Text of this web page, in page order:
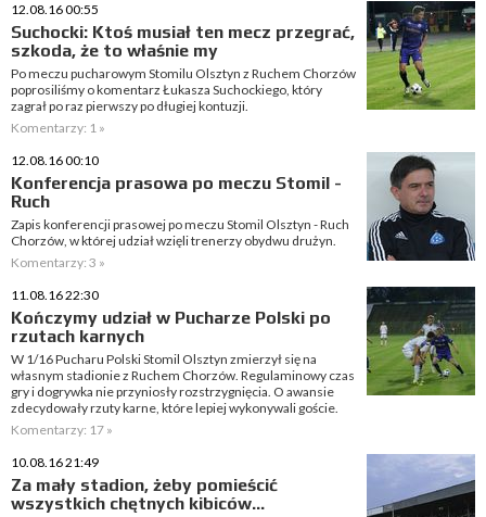
12.08.16 00:55
Suchocki: Ktoś musiał ten mecz przegrać,
szkoda, że to właśnie my
Po meczu pucharowym Stomilu Olsztyn z Ruchem Chorzów
poprosiliśmy o komentarz Łukasza Suchockiego, który
zagrał po raz pierwszy po długiej kontuzji.
Komentarzy: 1 »
12.08.16 00:10
Konferencja prasowa po meczu Stomil -
Ruch
Zapis konferencji prasowej po meczu Stomil Olsztyn - Ruch
Chorzów, w której udział wzięli trenerzy obydwu drużyn.
Komentarzy: 3 »
11.08.16 22:30
Kończymy udział w Pucharze Polski po
rzutach karnych
W 1/16 Pucharu Polski Stomil Olsztyn zmierzył się na
własnym stadionie z Ruchem Chorzów. Regulaminowy czas
gry i dogrywka nie przyniosły rozstrzygnięcia. O awansie
zdecydowały rzuty karne, które lepiej wykonywali goście.
Komentarzy: 17 »
10.08.16 21:49
Za mały stadion, żeby pomieścić
wszystkich chętnych kibiców...